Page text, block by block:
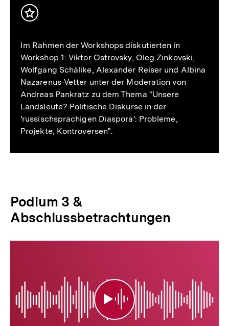
Inhalt
Im Rahmen der Workshops diskutierten in
Workshop 1: Viktor Ostrovsky, Oleg Zinkovski,
Wolfgang Schälike, Alexander Reiser und Albina
Nazarenus-Vetter unter der Moderation von
Andreas Pankratz zu dem Thema "Unsere
Landsleute? Politische Diskurse in der
'russischsprachigen Diaspora': Probleme,
Projekte, Kontroversen".
Podium 3 &
Abschlussbetrachtungen
&
Abschlussbetrachtungen